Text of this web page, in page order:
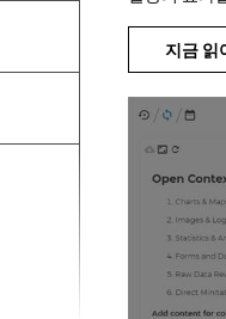
지금 읽